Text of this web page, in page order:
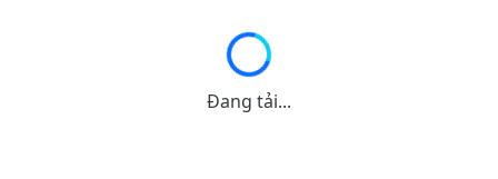
Đang tải...